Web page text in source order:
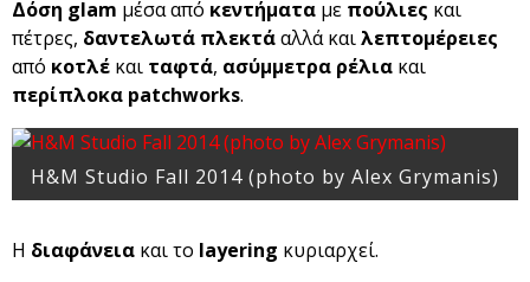
Δόση glam μέσα από κεντήματα με πούλιες και
πέτρες, δαντελωτά πλεκτάαλλά καιλεπτομέρειες
από κοτλέ και ταφτά, ασύμμετρα ρέλια και
περίπλοκα patchworks.
H&M Studio Fall 2014 (photo by Alex Grymanis)
Η διαφάνεια και το layering κυριαρχεί.